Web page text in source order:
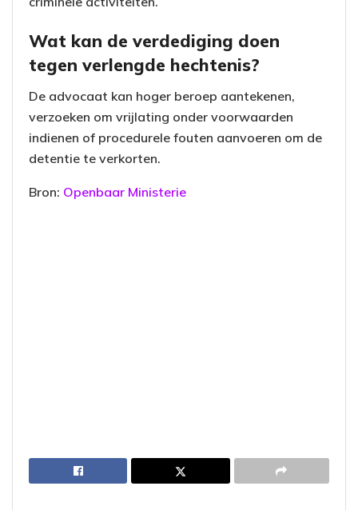
Wat kan de verdediging doen
tegen verlengde hechtenis?
De advocaat kan hoger beroep aantekenen,
verzoeken om vrijlating onder voorwaarden
indienen of procedurele fouten aanvoeren om de
detentie te verkorten.
Bron: Openbaar Ministerie